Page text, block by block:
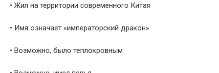
• Жил на территории современного Китая
• Имя означает «императорский дракон»
• Возможно, было теплокровным